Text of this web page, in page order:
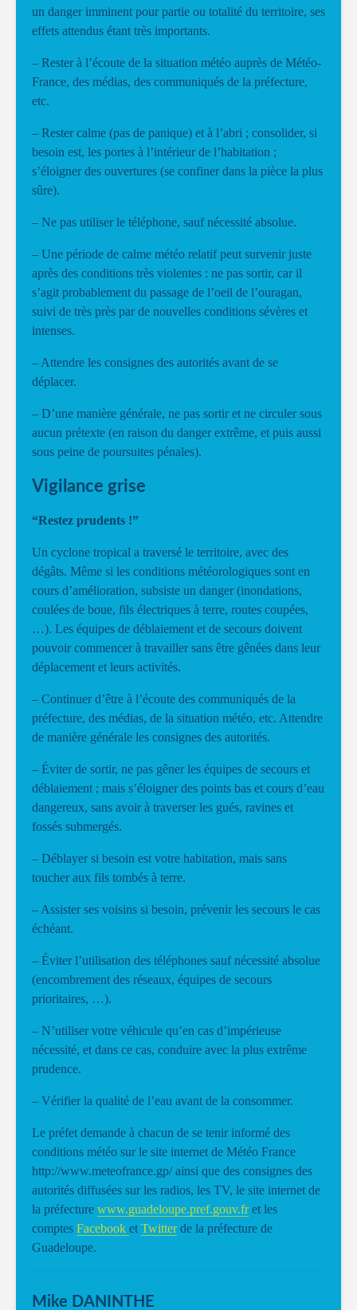
un danger imminent pour partie ou totalité du territoire, ses
effets attendus étant très importants.
– Rester à l’écoute de la situation météo auprès de Météo-
France, des médias, des communiqués de la préfecture,
etc.
– Rester calme (pas de panique) et à l’abri ; consolider, si
besoin est, les portes à l’intérieur de l’habitation ;
s’éloigner des ouvertures (se confiner dans la pièce la plus
sûre).
– Ne pas utiliser le téléphone, sauf nécessité absolue.
– Une période de calme météo relatif peut survenir juste
après des conditions très violentes : ne pas sortir, car il
s’agit probablement du passage de l’oeil de l’ouragan,
suivi de très près par de nouvelles conditions sévères et
intenses.
– Attendre les consignes des autorités avant de se
déplacer.
– D’une manière générale, ne pas sortir et ne circuler sous
aucun prétexte (en raison du danger extrême, et puis aussi
sous peine de poursuites pénales).
Vigilance grise
“Restez prudents !”
Un cyclone tropical a traversé le territoire, avec des
dégâts. Même si les conditions météorologiques sont en
cours d’amélioration, subsiste un danger (inondations,
coulées de boue, fils électriques à terre, routes coupées,
…). Les équipes de déblaiement et de secours doivent
pouvoir commencer à travailler sans être gênées dans leur
déplacement et leurs activités.
– Continuer d’être à l’écoute des communiqués de la
préfecture, des médias, de la situation météo, etc. Attendre
de manière générale les consignes des autorités.
– Éviter de sortir, ne pas gêner les équipes de secours et
déblaiement ; mais s’éloigner des points bas et cours d’eau
dangereux, sans avoir à traverser les gués, ravines et
fossés submergés.
– Déblayer si besoin est votre habitation, mais sans
toucher aux fils tombés à terre.
– Assister ses voisins si besoin, prévenir les secours le cas
échéant.
– Éviter l’utilisation des téléphones sauf nécessité absolue
(encombrement des réseaux, équipes de secours
prioritaires, …).
– N’utiliser votre véhicule qu’en cas d’impérieuse
nécessité, et dans ce cas, conduire avec la plus extrême
prudence.
– Vérifier la qualité de l’eau avant de la consommer.
Le préfet demande à chacun de se tenir informé des
conditions météo sur le site internet de Météo France
http://www.meteofrance.gp/ ainsi que des consignes des
autorités diffusées sur les radios, les TV, le site internet de
la préfecture www.guadeloupe.pref.gouv.fret les
comptes Facebook et Twitterde la préfecture de
Guadeloupe.
Mike DANINTHE